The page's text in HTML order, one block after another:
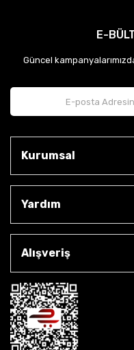
E-
Güncel
Kurumsal
Yardım
Alışveriş